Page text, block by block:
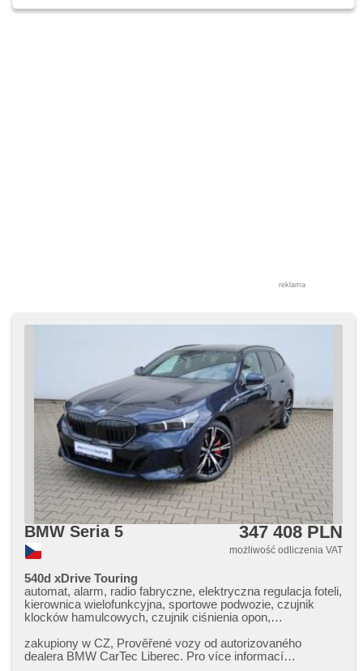
reklama
BMW Seria 5 347 408 PLN
możliwość odliczenia VAT
540d xDrive Touring
automat, alarm, radio fabryczne, elektryczna regulacja foteli,
kierownica wielofunkcyjna, sportowe podwozie, czujnik
klocków hamulcowych, czujnik ciśnienia opon,
klimatyzacja, el. tažné zařízení, bezklíčové odemykání,
bezklíčové startování, webasto, odvětrávaná sedadla, dach
zakupiony w CZ,​ Prověřené vozy od autorizovaného
dealera BMW CarTec Liberec. Pro více informací